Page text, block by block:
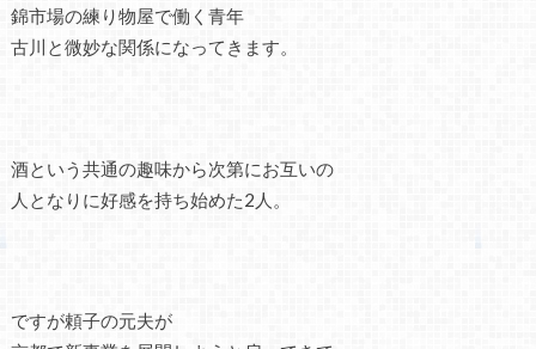
錦市場の練り物屋で働く青年
古川と微妙な関係になってきます。
酒という共通の趣味から次第にお互いの
人となりに好感を持ち始めた2人。
ですが頼子の元夫が